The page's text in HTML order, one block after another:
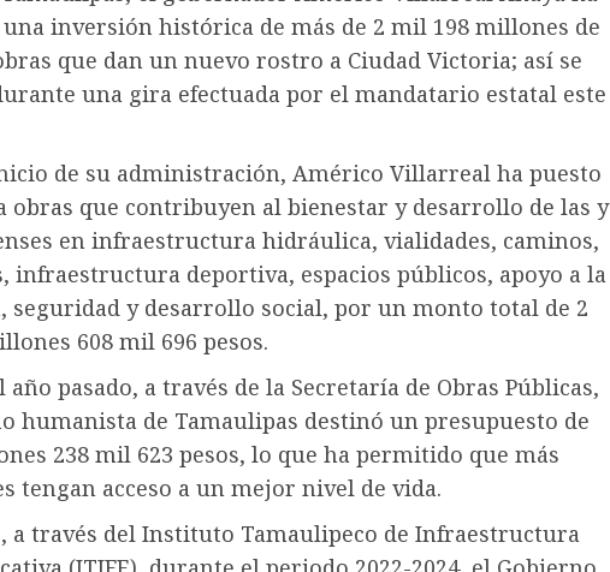
inversión histórica de más de 2 mil 198 millones de
que dan un nuevo rostro a Ciudad Victoria; así se
una gira efectuada por el mandatario estatal este
de su administración, Américo Villarreal ha puesto
obras que contribuyen al bienestar y desarrollo de las y
en infraestructura hidráulica, vialidades, caminos,
infraestructura deportiva, espacios públicos, apoyo a la
seguridad y desarrollo social, por un monto total de 2
608 mil 696 pesos.
pasado, a través de la Secretaría de Obras Públicas,
humanista de Tamaulipas destinó un presupuesto de
238 mil 623 pesos, lo que ha permitido que más
tengan acceso a un mejor nivel de vida.
a través del Instituto Tamaulipeco de Infraestructura